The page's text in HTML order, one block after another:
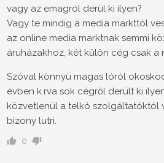
vagy az emagról derül ki ilyen?
Vagy te mindig a media markttól
az online media marktnak semmi
áruházakhoz, két külön cég csak a
Szóval könnyü magas lóról
évben k.rva sok cégről derült ki
közvetlenül a telkó szolgáltatóktól
bizony lutri.
0